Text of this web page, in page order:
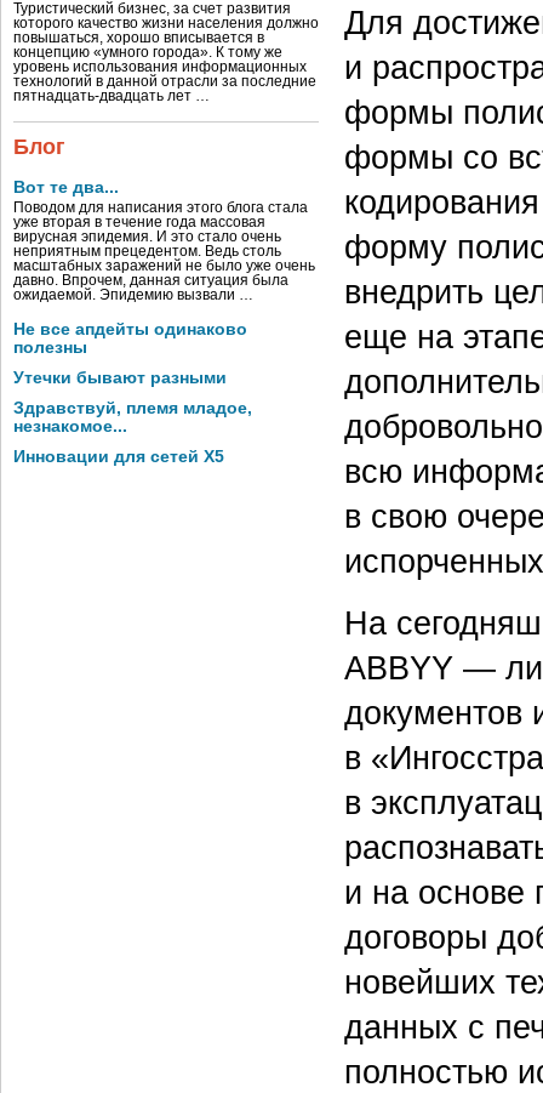
Туристический бизнес, за счет развития
которого качество жизни населения должно
повышаться, хорошо вписывается в
концепцию «умного города». К тому же
уровень использования информационных
технологий в данной отрасли за последние
пятнадцать-двадцать лет …
Блог
Вот те два...
Поводом для написания этого блога стала
уже вторая в течение года массовая
вирусная эпидемия. И это стало очень
неприятным прецедентом. Ведь столь
масштабных заражений не было уже очень
давно. Впрочем, данная ситуация была
ожидаемой. Эпидемию вызвали …
Не все апдейты одинаково
полезны
Утечки бывают разными
Здравствуй, племя младое,
незнакомое...
Инновации для сетей X5
Для
и
формы
формы со
форму
внедрить
еще на
всю
в свою
На
ABBYY —
документов
в
в
и на основе
договоры
новейших
данных с
полностью